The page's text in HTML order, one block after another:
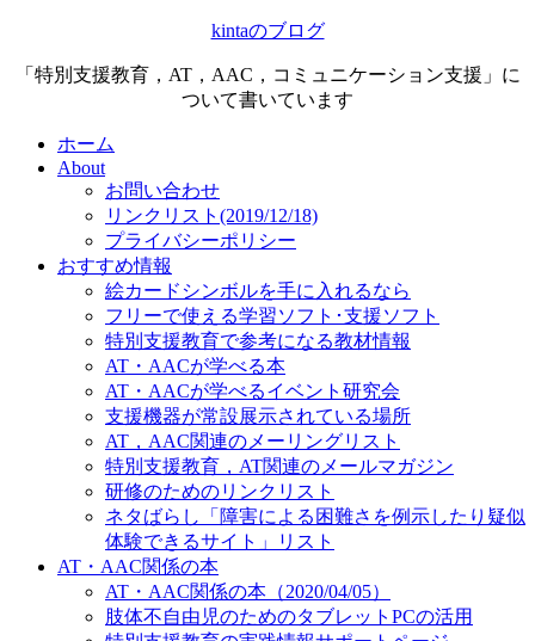
kintaのブログ
「特別支援教育，AT，AAC，コミュニケーション支援」に
ついて書いています
ホーム
About
お問い合わせ
リンクリスト(2019/12/18)
プライバシーポリシー
おすすめ情報
絵カードシンボルを手に入れるなら
フリーで使える学習ソフト･支援ソフト
特別支援教育で参考になる教材情報
AT・AACが学べる本
AT・AACが学べるイベント研究会
支援機器が常設展示されている場所
AT，AAC関連のメーリングリスト
特別支援教育，AT関連のメールマガジン
研修のためのリンクリスト
ネタばらし「障害による困難さを例示したり疑似
体験できるサイト」リスト
AT・AAC関係の本
AT・AAC関係の本（2020/04/05）
肢体不自由児のためのタブレットPCの活用